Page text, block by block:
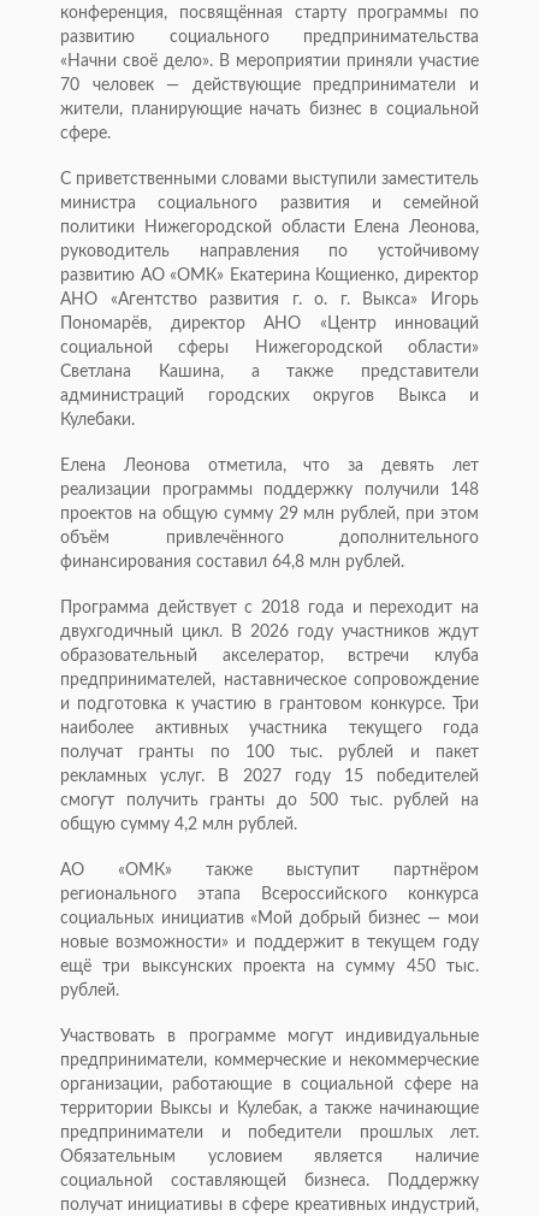
конференция, посвящённая старту программы по
развитию социального предпринимательства
«Начни своё дело». В мероприятии приняли участие
70 человек — действующие предприниматели и
жители, планирующие начать бизнес в социальной
сфере.
С приветственными словами выступили заместитель
министра социального развития и семейной
политики Нижегородской области Елена Леонова,
руководитель направления по устойчивому
развитию АО «ОМК» Екатерина Кощиенко, директор
АНО «Агентство развития г. о. г. Выкса» Игорь
Пономарёв, директор АНО «Центр инноваций
социальной сферы Нижегородской области»
Светлана Кашина, а также представители
администраций городских округов Выкса и
Кулебаки.
Елена Леонова отметила, что за девять лет
реализации программы поддержку получили 148
проектов на общую сумму 29 млн рублей, при этом
объём привлечённого дополнительного
финансирования составил 64,8 млн рублей.
Программа действует с 2018 года и переходит на
двухгодичный цикл. В 2026 году участников ждут
образовательный акселератор, встречи клуба
предпринимателей, наставническое сопровождение
и подготовка к участию в грантовом конкурсе. Три
наиболее активных участника текущего года
получат гранты по 100 тыс. рублей и пакет
рекламных услуг. В 2027 году 15 победителей
смогут получить гранты до 500 тыс. рублей на
общую сумму 4,2 млн рублей.
АО «ОМК» также выступит партнёром
регионального этапа Всероссийского конкурса
социальных инициатив «Мой добрый бизнес — мои
новые возможности» и поддержит в текущем году
ещё три выксунских проекта на сумму 450 тыс.
рублей.
Участвовать в программе могут индивидуальные
предприниматели, коммерческие и некоммерческие
организации, работающие в социальной сфере на
территории Выксы и Кулебак, а также начинающие
предприниматели и победители прошлых лет.
Обязательным условием является наличие
социальной составляющей бизнеса. Поддержку
получат инициативы в сфере креативных индустрий,